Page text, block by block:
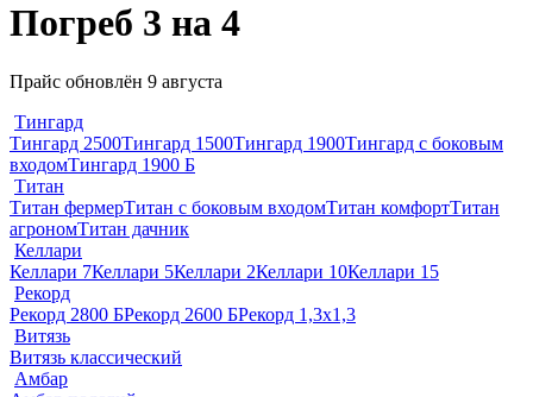
Погреб 3 на 4
Прайс обновлён 9 августа
Тингард
Тингард 2500Тингард 1500Тингард 1900Тингард с боковым
входомТингард 1900 Б
Титан
Титан фермерТитан с боковым входомТитан комфортТитан
агрономТитан дачник
Келлари
Келлари 7Келлари 5Келлари 2Келлари 10Келлари 15
Рекорд
Рекорд 2800 БРекорд 2600 БРекорд 1,3х1,3
Витязь
Витязь классический
Амбар